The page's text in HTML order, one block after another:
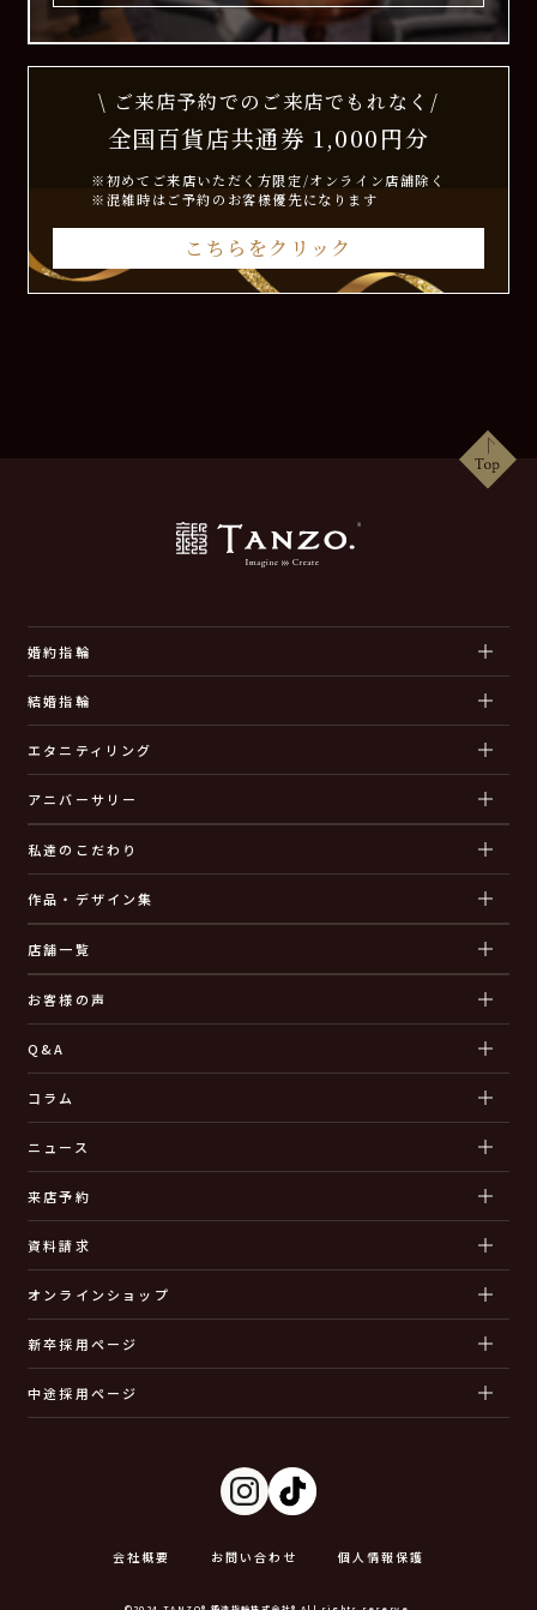
\ ご来店予約でのご来店でもれなく/
全国百貨店共通券 1,000円分
※初めてご来店いただく方限定/オンライン店舗除く
※混雑時はご予約のお客様優先になります
こちらをクリック
会社概要 お問い合わせ 個人情報保護
婚約指輪
結婚指輪
エタニティリング
アニバーサリー
私達のこだわり
作品・デザイン集
店舗一覧
お客様の声
Q&A
コラム
ニュース
来店予約
資料請求
オンラインショップ
新卒採用ページ
中途採用ページ